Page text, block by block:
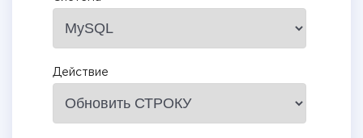
Действие